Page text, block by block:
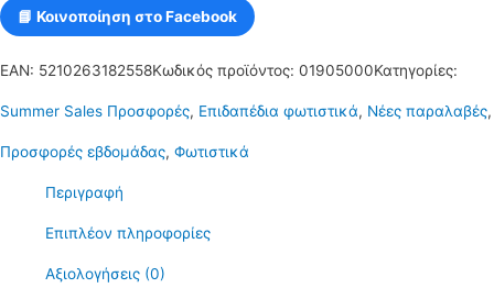
μαύρο
χρώμα
Ε27
Luxury1
ποσότητα
📘 Κοινοποίηση στο Facebook
EAN: 5210263182558Κωδικός προϊόντος: 01905000Κατηγορίες:
Summer Sales Προσφορές, Επιδαπέδια φωτιστικά, Νέες παραλαβές,
Προσφορές εβδομάδας, Φωτιστικά
Περιγραφή
Επιπλέον πληροφορίες
Αξιολογήσεις (0)